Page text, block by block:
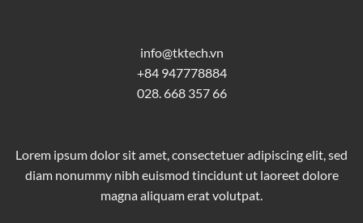
info@tktech.vn
+84 947778884
028. 668 357 66
Lorem ipsum dolor sit amet, consectetuer adipiscing elit, sed
diam nonummy nibh euismod tincidunt ut laoreet dolore
magna aliquam erat volutpat.